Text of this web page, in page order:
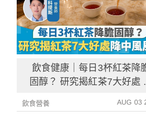
飲食健康｜每日3杯紅茶降
固醇？ 研究揭紅茶7大好處
飲食營養 AUG 03